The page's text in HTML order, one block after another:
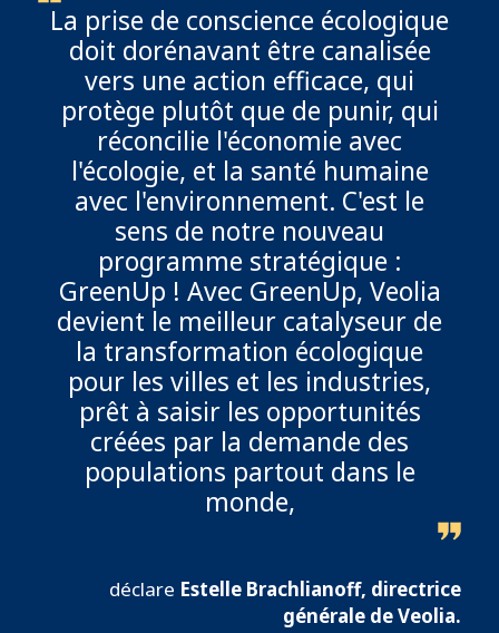
La prise de conscience écologique
doit dorénavant être canalisée
vers une action efficace, qui
protège plutôt que de punir, qui
réconcilie l'économie avec
l'écologie, et la santé humaine
avec l'environnement. C'est le
sens de notre nouveau
programme stratégique :
GreenUp ! Avec GreenUp, Veolia
devient le meilleur catalyseur de
la transformation écologique
pour les villes et les industries,
prêt à saisir les opportunités
créées par la demande des
populations partout dans le
monde,
déclare Estelle Brachlianoff, directrice
générale de Veolia.